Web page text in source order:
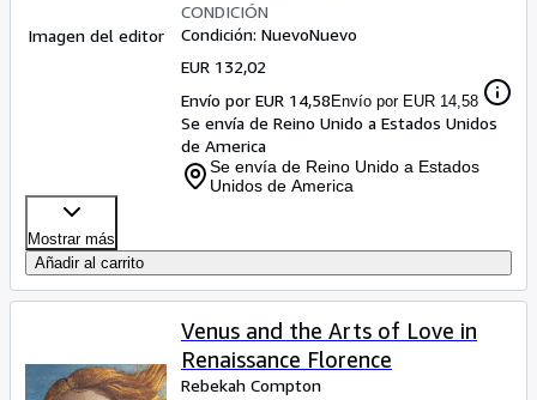
Imagen del editor
CONDICIÓN
Condición: NuevoNuevo
EUR 132,02
Envío por EUR 14,58Envío por EUR 14,58
Se envía de Reino Unido a Estados Unidos
de America
Se envía de Reino Unido a Estados
Unidos de America
Mostrar más
Añadir al carrito
Venus and the Arts of Love in
Renaissance Florence
Rebekah Compton